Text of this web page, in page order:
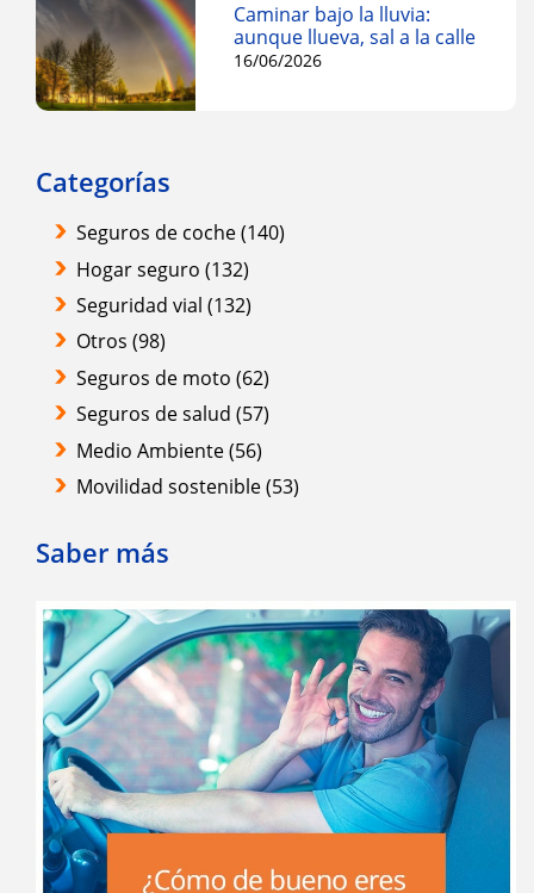
Caminar bajo la lluvia:
aunque llueva, sal a la calle
16/06/2026
Categorías
Seguros de coche(140)
Hogar seguro (132)
Seguridad vial (132)
Otros (98)
Seguros de moto (62)
Seguros de salud (57)
Medio Ambiente(56)
Movilidad sostenible(53)
Saber más